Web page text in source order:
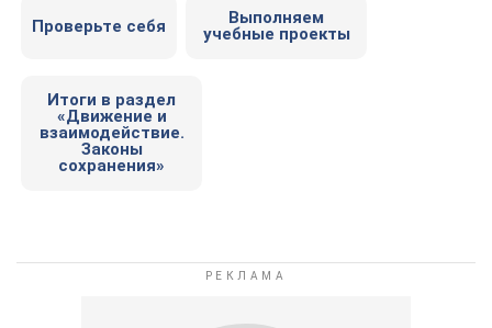
Проверьте себя
Выполняем
учебные проекты
Итоги в раздел
«Движение и
взаимодействие.
Законы
сохранения»